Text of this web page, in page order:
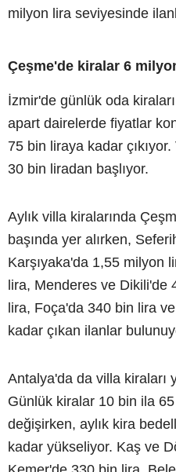
milyon lira seviyesinde
Çeşme'de kiralar 6
İzmir'de günlük oda
apart dairelerde fiyatlar
75 bin liraya kadar
30 bin liradan başlıyor.
Aylık villa kiralarında
başında yer alırken,
Karşıyaka'da 1,55 milyon
lira, Menderes ve Dikili'de
lira, Foça'da 340 bin lira
kadar çıkan ilanlar
Antalya'da da villa kiraları
Günlük kiralar 10 bin ila
değişirken, aylık kira
kadar yükseliyor. Kaş ve